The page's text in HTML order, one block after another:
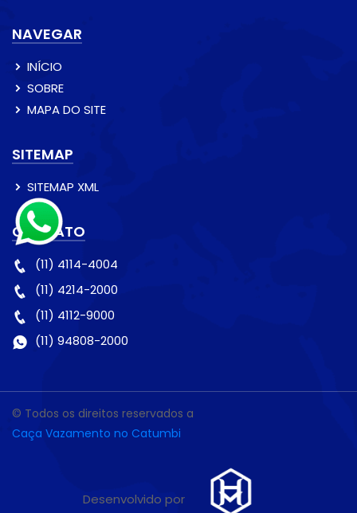
NAVEGAR
INÍCIO
SOBRE
MAPA DO SITE
SITEMAP
SITEMAP XML
CONTATO
(11) 4114-4004
(11) 4214-2000
(11) 4112-9000
(11) 94808-2000
© Todos os direitos reservados a
Caça Vazamento no Catumbi
Desenvolvido por